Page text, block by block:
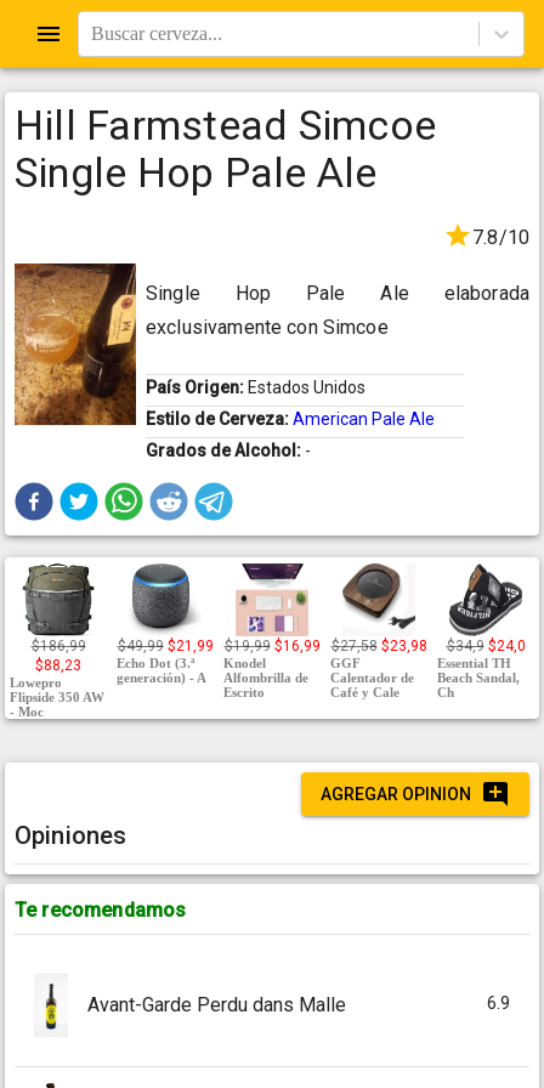
Buscar cerveza...
Hill Farmstead Simcoe
Single Hop Pale Ale
7.8/10
Single Hop Pale Ale elaborada
exclusivamente con Simcoe
País Origen: Estados Unidos
Estilo de Cerveza:American Pale Ale
Grados de Alcohol: -
$186,99
$88,23
Lowepro
Flipside 350 AW
- Moc
$49,99 $21,99
Echo Dot (3.ª
generación) - A
$19,99 $16,99
Knodel
Alfombrilla de
Escrito
$27,58 $23,98
GGF
Calentador de
Café y Cale
$34,9 $24,0
Essential TH
Beach Sandal,
Ch
AGREGAR OPINION
Opiniones
Te recomendamos
Avant-Garde Perdu dans Malle 6.9